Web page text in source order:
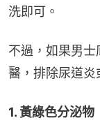
洗即可。
不過，如果男
醫，排除尿道炎
1. 黃綠色分泌物